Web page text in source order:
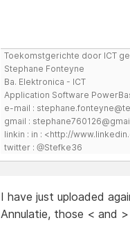
Toekomstgerichte door ICT
Stephane Fonteyne
Ba. Elektronica - ICT
Application Software
e-mail :
gmail :
linkin : in : <http://
twitter : @Stefke36
I have just uploaded
Annulatie, those < and